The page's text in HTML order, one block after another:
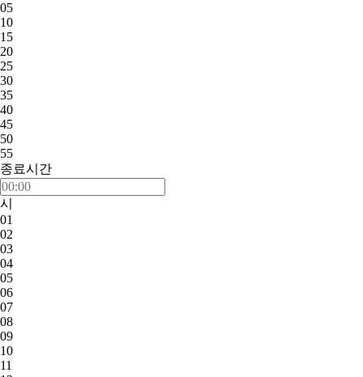
05
10
15
20
25
30
35
40
45
50
55
종료시간
시
01
02
03
04
05
06
07
08
09
10
11